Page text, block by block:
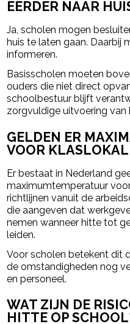
EERDER NAAR
Ja, scholen mogen
huis te laten gaan. Daarbij
informeren.
Basisscholen moeten
ouders die niet direct
schoolbestuur blijft
zorgvuldige uitvoering van
GELDEN ER
VOOR
Er bestaat in Nederland
maximumtemperatuur
richtlijnen vanuit de
die aangeven dat
nemen wanneer hitte tot
leiden.
Voor scholen betekent dit
de omstandigheden nog
en personeel.
WAT ZIJN DE
HITTE OP